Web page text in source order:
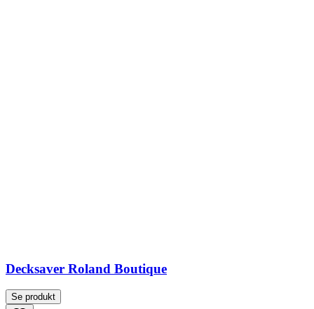
Decksaver Roland Boutique
Se produkt